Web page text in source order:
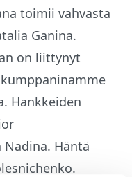
toimii vahvasta
Ganina.
on liittynyt
Hankkeiden
Häntä